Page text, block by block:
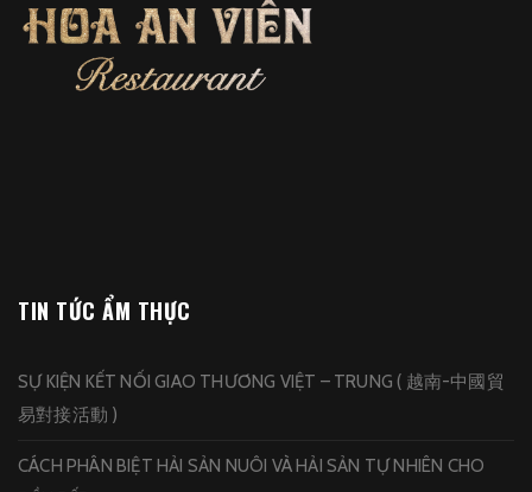
TIN TỨC ẨM THỰC
SỰ KIỆN KẾT NỐI GIAO THƯƠNG VIỆT – TRUNG ( 越南-中國貿
易對接活動 )
CÁCH PHÂN BIỆT HẢI SẢN NUÔI VÀ HẢI SẢN TỰ NHIÊN CHO